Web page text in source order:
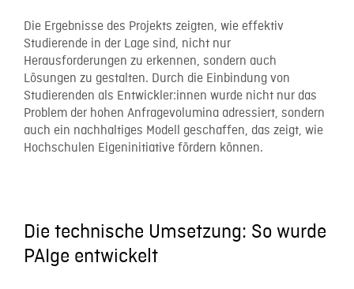
Die Ergebnisse des Projekts zeigten, wie effektiv
Studierende in der Lage sind, nicht nur
Herausforderungen zu erkennen, sondern auch
Lösungen zu gestalten. Durch die Einbindung von
Studierenden als Entwickler:innen wurde nicht nur das
Problem der hohen Anfragevolumina adressiert, sondern
auch ein nachhaltiges Modell geschaffen, das zeigt, wie
Hochschulen Eigeninitiative fördern können.
Die technische Umsetzung: So wurde
PAIge entwickelt